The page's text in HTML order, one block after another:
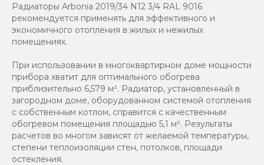
Радиаторы Arbonia 2019/34 N12 3/4 RAL 9016
рекомендуется применять для эффективного и
экономичного отопления в жилых и нежилых
помещениях.
При использовании в многоквартирном доме мощности
прибора хватит для оптимального обогрева
приблизительно 6,579 м². Радиатор, установленный в
загородном доме, оборудованном системой отопления
с собственным котлом, справится с качественным
обогревом помещения площадью 5,1 м². Результаты
расчетов во многом зависят от желаемой температуры,
степени теплоизоляции стен, потолков, площади
остекления.